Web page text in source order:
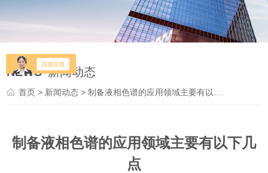
NEWS 新闻动态
首页 > 新闻动态 > 制备液相色谱的应用领域主要有以下几点
制备液相色谱的应用领域主要有以下几
点